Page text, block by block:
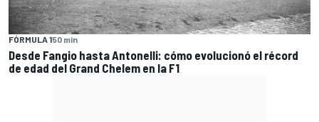
FÓRMULA 150 min
Desde Fangio hasta Antonelli: cómo evolucionó el récord
de edad del Grand Chelem en la F1